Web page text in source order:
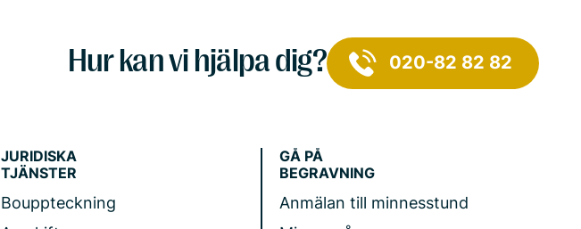
Hur kan vi hjälpa dig? 020-82 82 82
JURIDISKA
TJÄNSTER
Bouppteckning
GÅ PÅ
BEGRAVNING
Anmälan till minnesstund